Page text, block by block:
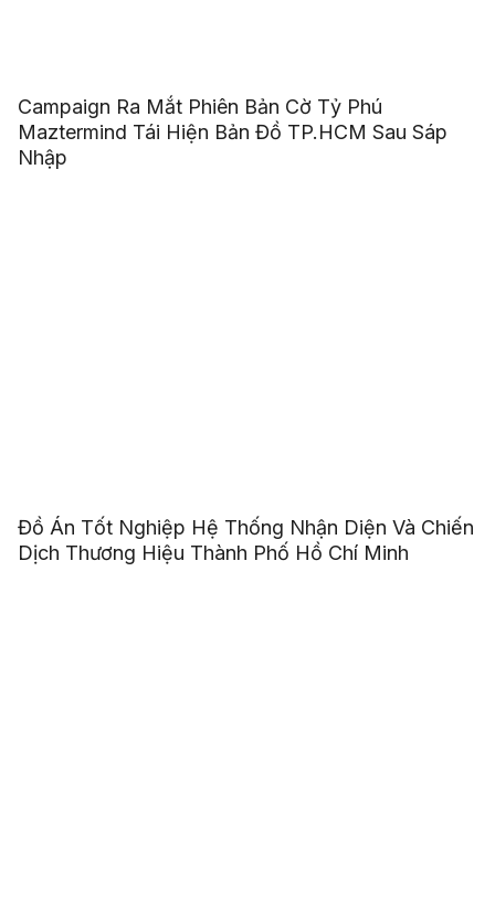
Campaign Ra Mắt Phiên Bản Cờ Tỷ Phú
Maztermind Tái Hiện Bản Đồ TP.HCM Sau Sáp
Nhập
Đồ Án Tốt Nghiệp Hệ Thống Nhận Diện Và Chiến
Dịch Thương Hiệu Thành Phố Hồ Chí Minh